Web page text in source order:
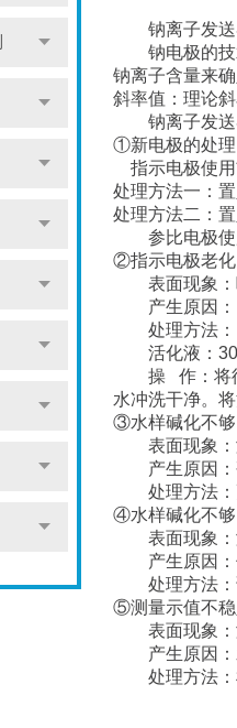
钠离子发
钠电极的
钠离子含量来
斜率值：理论
钠离子发
①新电极的处理
指示电极使
处理方法一：
处理方法二：
参比电极
②指示电极老化
表面现象
产生原因
处理方法
活化液：
操
作：将
水冲洗干净。
③水样碱化不
表面现象
产生原因
处理方法
④水样碱化不
表面现象
产生原因
处理方法
⑤测量示值不
表面现象
产生原因
处理方法